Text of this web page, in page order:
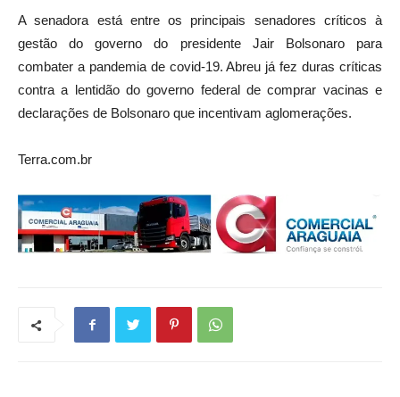
A senadora está entre os principais senadores críticos à
gestão do governo do presidente Jair Bolsonaro para
combater a pandemia de covid-19. Abreu já fez duras críticas
contra a lentidão do governo federal de comprar vacinas e
declarações de Bolsonaro que incentivam aglomerações.
Terra.com.br